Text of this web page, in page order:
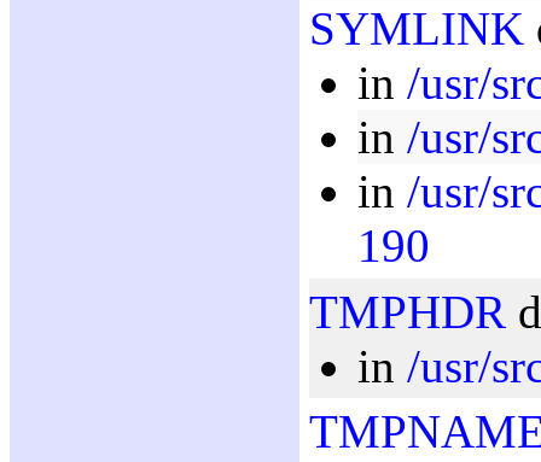
SYMLINK
in /usr/
in /usr/
in /usr/
190
TMPHDR
in /usr/